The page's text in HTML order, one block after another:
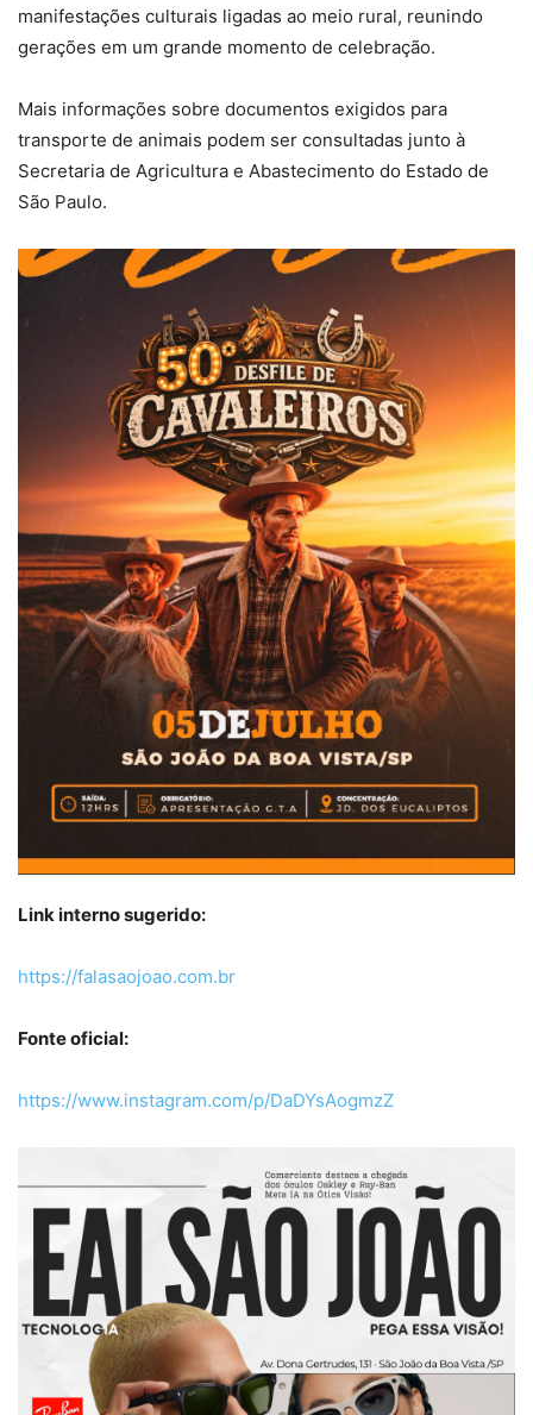
manifestações culturais ligadas ao meio rural, reunindo
gerações em um grande momento de celebração.
Mais informações sobre documentos exigidos para
transporte de animais podem ser consultadas junto à
Secretaria de Agricultura e Abastecimento do Estado de
São Paulo.
Link interno sugerido:
https://falasaojoao.com.br
Fonte oficial:
https://www.instagram.com/p/DaDYsAogmzZ